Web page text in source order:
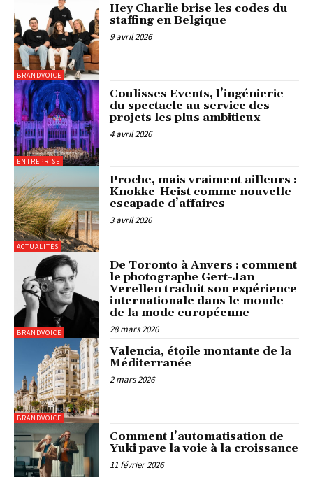
BRANDVOICE
Hey Charlie brise les codes du
staffing en Belgique
9 avril 2026
ENTREPRISE
Coulisses Events, l’ingénierie
du spectacle au service des
projets les plus ambitieux
4 avril 2026
ACTUALITÉS
Proche, mais vraiment ailleurs :
Knokke-Heist comme nouvelle
escapade d’affaires
3 avril 2026
BRANDVOICE
De Toronto à Anvers : comment
le photographe Gert-Jan
Verellen traduit son expérience
internationale dans le monde
de la mode européenne
28 mars 2026
BRANDVOICE
Valencia, étoile montante de la
Méditerranée
2 mars 2026
Comment l’automatisation de
Yuki pave la voie à la croissance
11 février 2026